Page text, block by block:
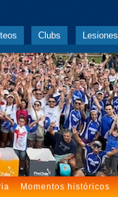
Clubs Lesiones
Momentos históricos